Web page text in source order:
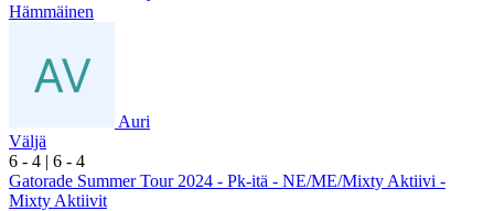
Hämmäinen
Auri
Väljä
6 - 4 | 6 - 4
Gatorade Summer Tour 2024 - Pk-itä - NE/ME/Mixty Aktiivi -
Mixty Aktiivit